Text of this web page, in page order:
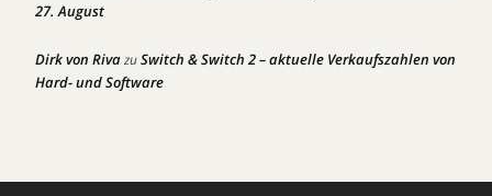
27. August
Dirk von RivazuSwitch & Switch 2 – aktuelle Verkaufszahlen von
Hard- und Software